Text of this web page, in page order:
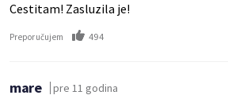
Cestitam! Zasluzila je!
Preporučujem 494
mare pre 11 godina